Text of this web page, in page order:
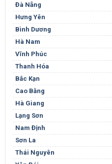
Đà Nẵng
Hưng Yên
Bình Dương
Hà Nam
Vĩnh Phúc
Thanh Hóa
Bắc Kạn
Cao Bằng
Hà Giang
Lạng Sơn
Nam Định
Sơn La
Thái Nguyên